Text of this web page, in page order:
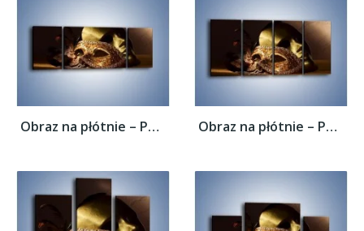
Obraz na płótnie – Porzucone maski w... Obraz na płótnie – Porzucone maski w...